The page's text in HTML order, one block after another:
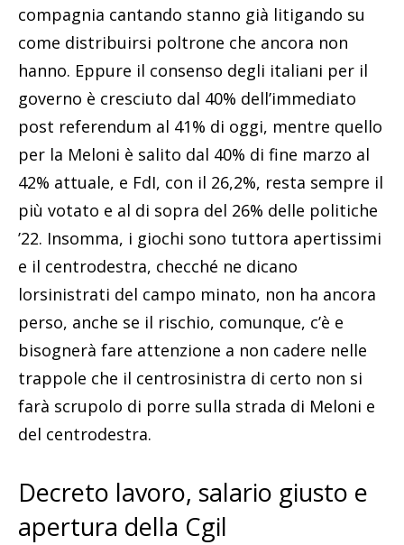
compagnia cantando stanno già litigando su
come distribuirsi poltrone che ancora non
hanno. Eppure il consenso degli italiani per il
governo è cresciuto dal 40% dell’immediato
post referendum al 41% di oggi, mentre quello
per la Meloni è salito dal 40% di fine marzo al
42% attuale, e FdI, con il 26,2%, resta sempre il
più votato e al di sopra del 26% delle politiche
’22. Insomma, i giochi sono tuttora apertissimi
e il centrodestra, checché ne dicano
lorsinistrati del campo minato, non ha ancora
perso, anche se il rischio, comunque, c’è e
bisognerà fare attenzione a non cadere nelle
trappole che il centrosinistra di certo non si
farà scrupolo di porre sulla strada di Meloni e
del centrodestra.
Decreto lavoro, salario giusto e
apertura della Cgil